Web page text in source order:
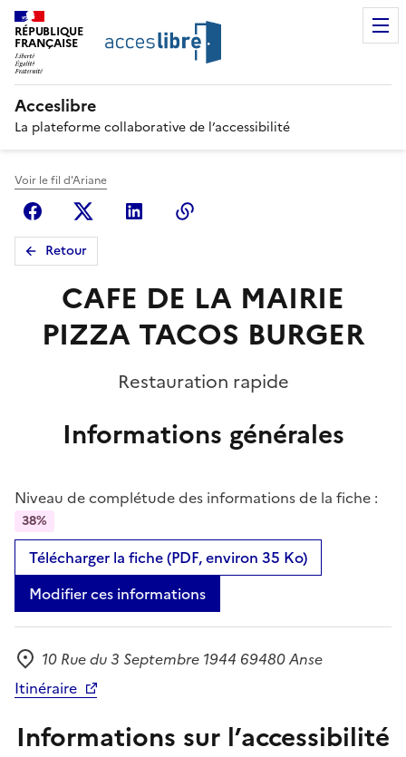
RÉPUBLIQUE
FRANÇAISE
Acceslibre
La plateforme collaborative de l’accessibilité
Voir le fil d'Ariane
FacebookX (anciennement Twitter)
Linkedin
Retour
CAFE DE LA MAIRIE
PIZZA TACOS BURGER
Restauration rapide
Informations générales
Niveau de complétude des informations de la fiche :
38%
Télécharger la fiche (PDF, environ 35 Ko)
Modifier ces informations
Adresse
10 Rue du 3 Septembre 1944 69480 Anse
Itinéraire
Informations sur l’accessibilité